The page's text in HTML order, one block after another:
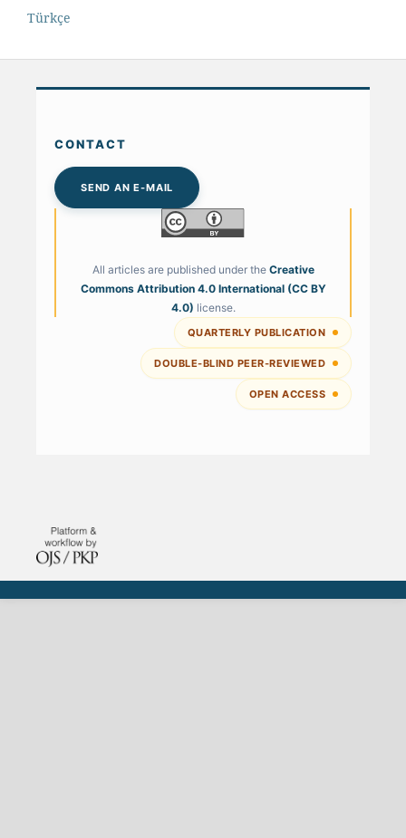
Türkçe
CONTACT
SEND AN E-MAIL
All articles are published under the Creative
Commons Attribution 4.0 International (CC BY
4.0) license.
QUARTERLY PUBLICATION
DOUBLE-BLIND PEER-REVIEWED
OPEN ACCESS